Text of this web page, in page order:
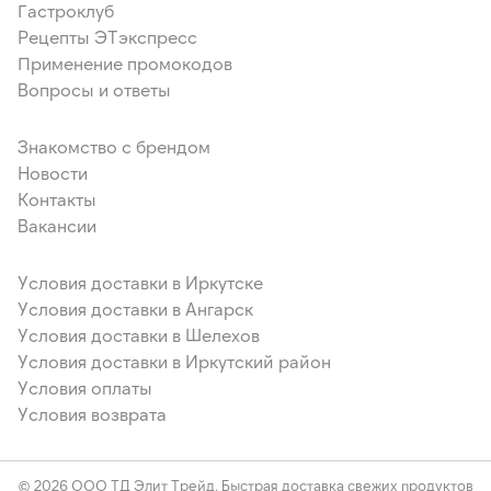
рафинированное дезодорированное, молоко сухое (сухое
цельное молоко, сухая молочная сыворотка, сухой
растительный жир, мальтодекстрин), соль пищевая
(содержит агент антислеживающий Е536), смесь
хлебопекарная для хлебобулочных изделий (мука
декстроза, заryститель Е412, эмульгатор Е472е,
стабилизатор E341i, антиокислитель Е300, технологическое
микробного происхождения (ксиланаза, альфа-Амилаза,
целлюлаза)
Гастроклуб
Рецепты ЭТэкспресс
Применение промокодов
Вопросы и ответы
Знакомство с брендом
Новости
Контакты
Вакансии
Условия доставки в Иркутске
Условия доставки в Ангарск
Условия доставки в Шелехов
Условия доставки в Иркутский район
Условия оплаты
Условия возврата
© 2026 ООО ТД Элит Трейд. Быстрая доставка свежих продуктов